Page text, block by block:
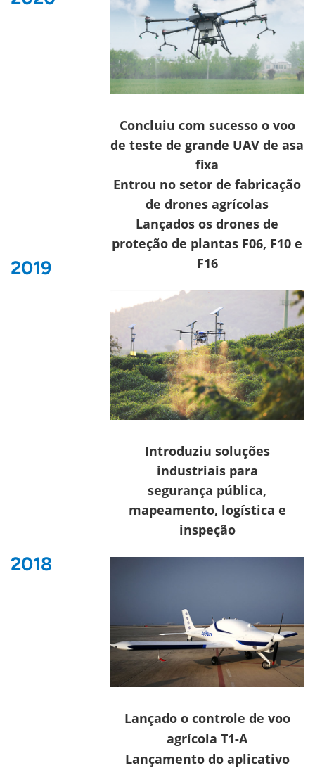
2019
Concluiu com sucesso o voo
de teste de grande UAV de asa
fixa
Entrou no setor de fabricação
de drones agrícolas
Lançados os drones de
proteção de plantas F06, F10 e
F16
2018
Introduziu soluções
industriais para
segurança pública,
mapeamento, logística e
inspeção
Lançado o controle de voo
agrícola T1-A
Lançamento do aplicativo